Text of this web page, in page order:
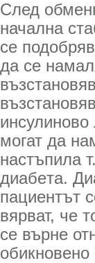
След
начална
се
да се
могат да
настъпила
диабeта.
пациентът
вярват, че
се върне
обикновено